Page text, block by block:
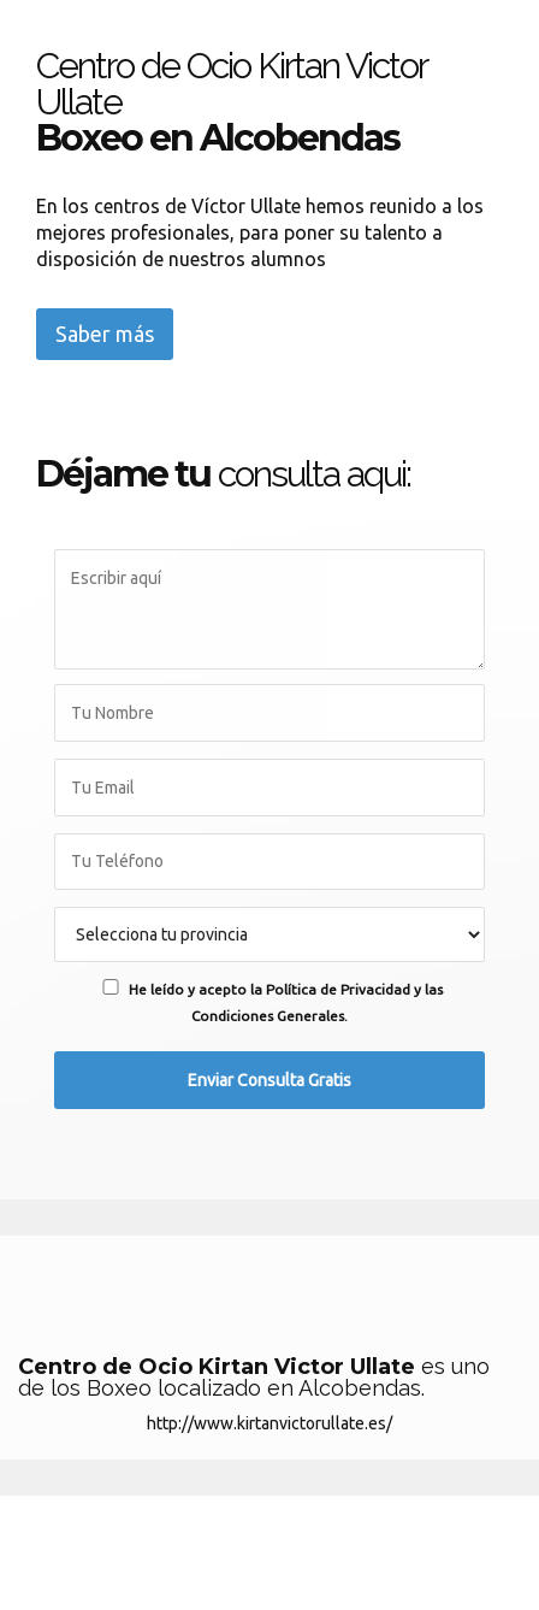
Centro de Ocio Kirtan Victor
Ullate
Boxeo en Alcobendas
En los centros de Víctor Ullate hemos reunido a los
mejores profesionales, para poner su talento a
disposición de nuestros alumnos
Saber más
Déjame tu consulta aqui:
He leído y acepto la Política de Privacidad y las
Condiciones Generales.
Centro de Ocio Kirtan Victor Ullate es uno
de los Boxeo localizado en Alcobendas.
http://www.kirtanvictorullate.es/